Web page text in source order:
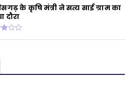
के कृषि मंत्री ने सत्य साई ग्राम का
दौरा